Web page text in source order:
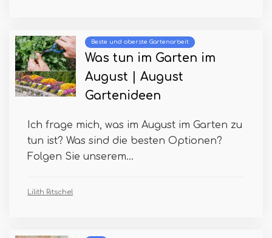
Beste und oberste Gartenarbeit
Was tun im Garten im
August | August
Gartenideen
Ich frage mich, was im August im Garten zu
tun ist? Was sind die besten Optionen?
Folgen Sie unserem...
Lilith Ritschel